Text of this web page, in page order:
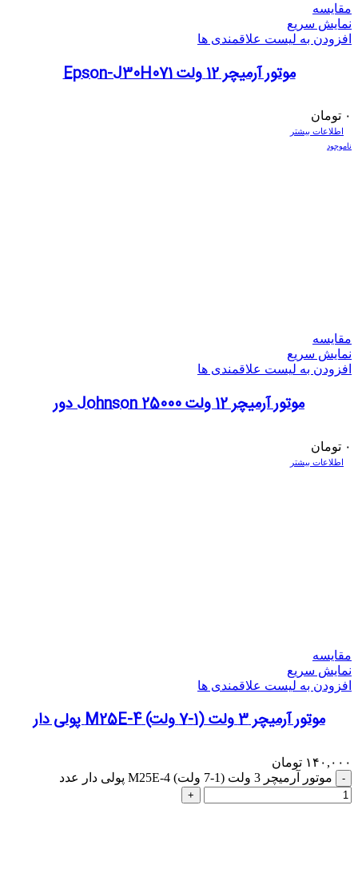
مقایسه
نمایش سریع
افزودن به لیست علاقمندی ها
موتور آرمیچر 12 ولت Epson-J30H071
۰ تومان
اطلاعات بیشتر
ناموجود
مقایسه
نمایش سریع
افزودن به لیست علاقمندی ها
موتور آرمیچر 12 ولت Johnson 25000 دور
۰ تومان
اطلاعات بیشتر
مقایسه
نمایش سریع
افزودن به لیست علاقمندی ها
موتور آرمیچر 3 ولت (1-7 ولت) M25E-4 پولی دار
۱۴۰,۰۰۰ تومان
موتور آرمیچر 3 ولت (1-7 ولت) M25E-4 پولی دار عدد